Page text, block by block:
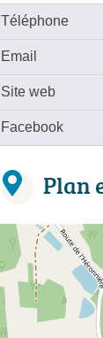
Téléphone
Email
Site web
Facebook
Plan